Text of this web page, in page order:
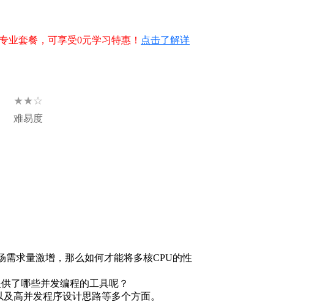
业套餐，可享受0元学习特惠！ 点击了解详
★★☆
难易度
求量激增，那么如何才能将多核CPU的性
了哪些并发编程的工具呢？
高并发程序设计思路等多个方面。